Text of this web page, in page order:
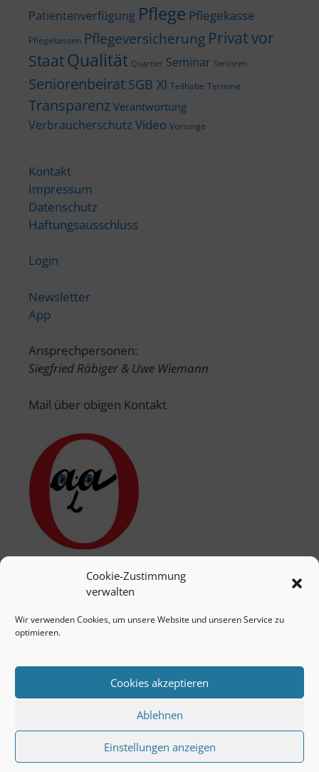
Cookie-Zustimmung
verwalten
Wir verwenden Cookies, um unsere Website und unseren Service zu
optimieren.
Cookies akzeptieren
Ablehnen
Einstellungen anzeigen
Patientenverfügung Pflege Pflegekasse
Pflegekassen Pflegeversicherung Privat vor
StaatQualität Quartier Seminar Senioren
Seniorenbeirat SGB XI Teilhabe Termine
Transparenz Verantwortung
Verbraucherschutz Video Vorsorge
Kontakt
Impressum
Datenschutz
Haftungsausschluss
Login
Newsletter
App
Ansprechpersonen:
Siegfried Räbiger & Uwe Wiemann
Mail über obigen Kontakt